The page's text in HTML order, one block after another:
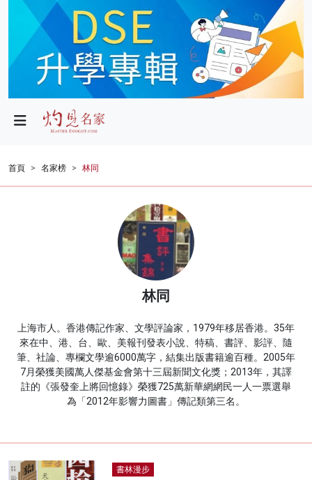
政局
財經
生活
名家榜
灼見活動
關於我們
首頁 名家榜 林同
林同
上海市人。香港傳記作家、文學評論家，1979年移居香港。35年
來在中、港、台、歐、美報刊發表小說、特稿、書評、影評、隨
筆、社論、專欄文學逾6000萬字，結集出版書籍逾百種。2005年
7月榮獲美國萬人傑基金會第十三屆新聞文化獎；2013年，其譯
註的《張發奎上將回憶錄》榮獲725萬新華網網民一人一票選舉
為「2012年影響力圖書」傳記類第三名。
書林漫步